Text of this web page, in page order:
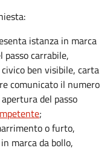
istanza in marca
passo carrabile,
ben visibile, carta
comunicato il numero
del passo
;
o furto,
marca da bollo,